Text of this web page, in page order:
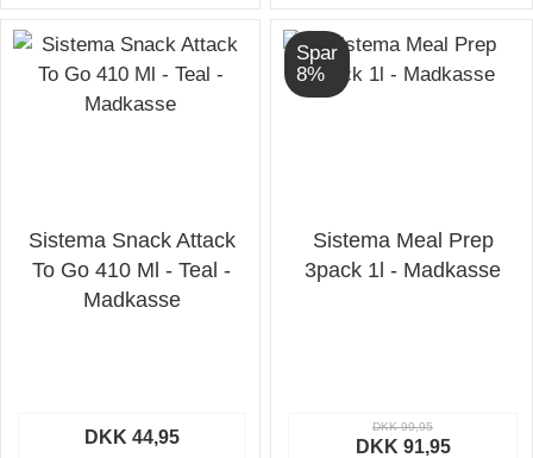
Sistema Snack Attack
To Go 410 Ml - Teal -
Madkasse
DKK 44,95
Spar
8%
Sistema Meal Prep
3pack 1l - Madkasse
DKK 99,95
DKK 91,95